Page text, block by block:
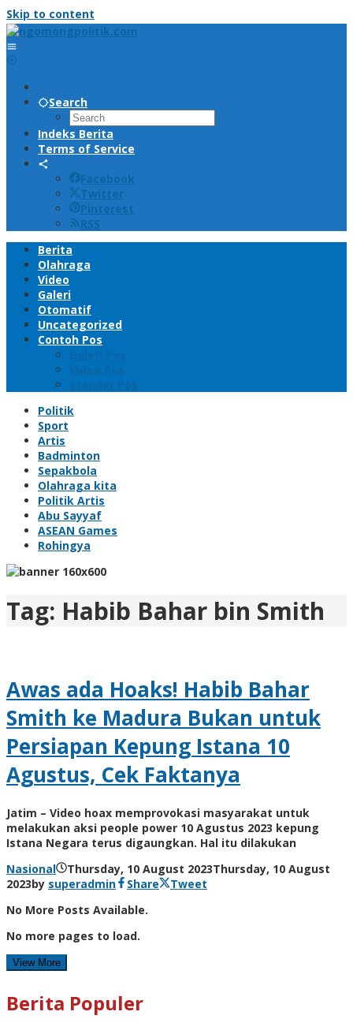
Skip to content
Search
Indeks Berita
Terms of Service
Facebook
Twitter
Pinterest
RSS
Berita
Olahraga
Video
Galeri
Otomatif
Uncategorized
Contoh Pos
Galeri Pos
Video Pos
Standar Pos
Politik
Sport
Artis
Badminton
Sepakbola
Olahraga kita
Politik Artis
Abu Sayyaf
ASEAN Games
Rohingya
Tag: Habib Bahar bin Smith
Awas ada Hoaks! Habib Bahar
Smith ke Madura Bukan untuk
Persiapan Kepung Istana 10
Agustus, Cek Faktanya
Jatim – Video hoax memprovokasi masyarakat untuk
melakukan aksi people power 10 Agustus 2023 kepung
Istana Negara terus digaungkan. Hal itu dilakukan
Nasional
Thursday, 10 August 2023Thursday, 10 August
2023by superadmin Share
Tweet
No More Posts Available.
No more pages to load.
View More
Berita Populer